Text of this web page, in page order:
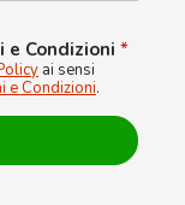
e Condizioni *
ai sensi
e Condizioni.